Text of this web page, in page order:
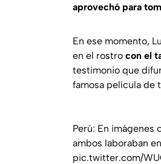
aprovechó para
En ese momento,
en el rostro con el
testimonio que
famosa película de
Perú: En imágenes
ambos laboraban
pic.twitter.com/